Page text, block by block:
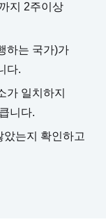
지 2주이상
하는 국가)가
다.
가 일치하지
니다.
는지 확인하고